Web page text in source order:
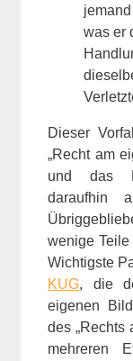
was er
Dieser
„Recht am
und das
daraufhin
wenige
Wichtigste
KUG, die
eigenen
des „Rechts
mehreren